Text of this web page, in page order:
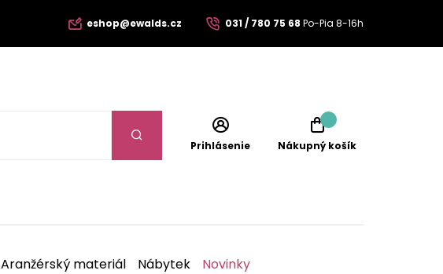
eshop@ewalds.cz 031 / 780 75 68 Po-Pia 8-16h
Prihlásenie Nákupný košík
Aranžérský materiál Nábytek Novinky